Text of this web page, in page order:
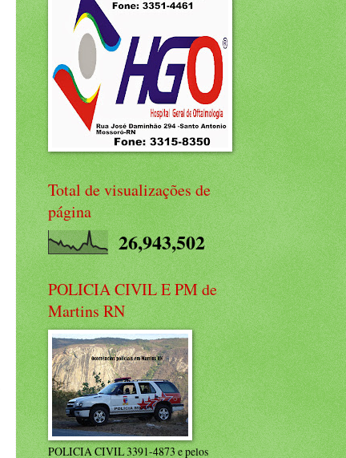
Total de visualizações de
página
26,943,502
POLICIA CIVIL E PM de
Martins RN
POLICIA CIVIL 3391-4873 e pelos